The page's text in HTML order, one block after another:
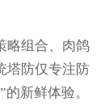
略组合、肉鸽
塔防仅专注防
新鲜体验。